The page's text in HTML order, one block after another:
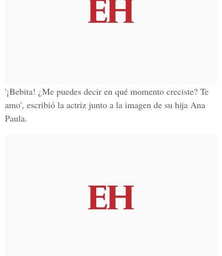
'¡Bebita! ¿Me puedes decir en qué momento creciste? Te
amo', escribió la actriz junto a la imagen de su hija Ana
Paula.